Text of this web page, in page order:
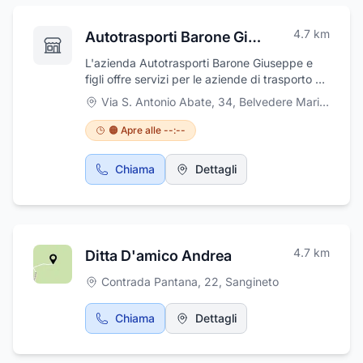
specialistiche a richiesta.
Autotrasporti Barone Giuseppe e Figli S.n.c. 4.7 km
L'azienda Autotrasporti Barone Giuseppe e
figli offre servizi per le aziende di trasporto e
spedizione di rifiuti speciali non pericolosi di
categoria 1 e 4, rifiuti urbani e materiali inerti.
Grazie a un parco mezzi moderno e
all'esperienza maturata nel settore,
garantisce un servizio rapido e competitivo.
Autotrasporti Barone ha sede in via S. Antonio
Cosenza.
Via S. Antonio Abate, 34, Belvedere Marittimo
🟠 Apre alle --:--
Chiama Dettagli
Ditta D'amico Andrea 4.7 km
Contrada Pantana, 22, Sangineto
Chiama Dettagli